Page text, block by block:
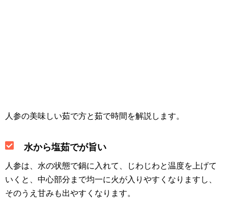
人参の美味しい茹で方と茹で時間を解説します。
水から塩茹でが旨い
人参は、水の状態で鍋に入れて、じわじわと温度を上げて
いくと、中心部分まで均一に火が入りやすくなりますし、
そのうえ甘みも出やすくなります。